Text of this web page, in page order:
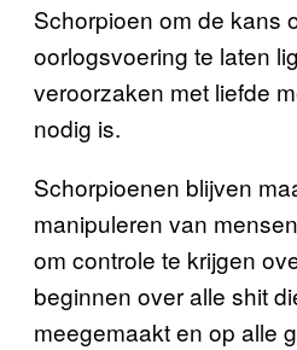
Schorpioen om de kans
oorlogsvoering te laten
veroorzaken met liefde
nodig is.
Schorpioenen blijven
manipuleren van
om controle te krijgen
beginnen over alle shit
meegemaakt en op alle